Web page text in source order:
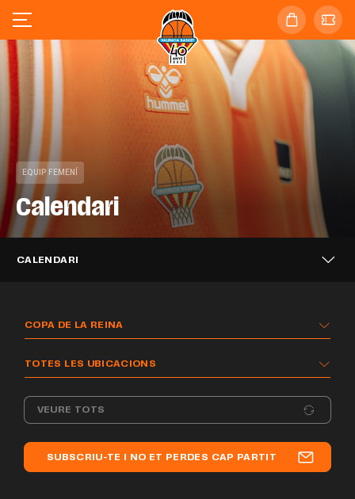
EQUIP FEMENÍ
Calendari
CALENDARI
COPA DE LA REINA
TOTES LES UBICACIONS
VEURE TOTS
SUBSCRIU-TE I NO ET PERDES CAP PARTIT